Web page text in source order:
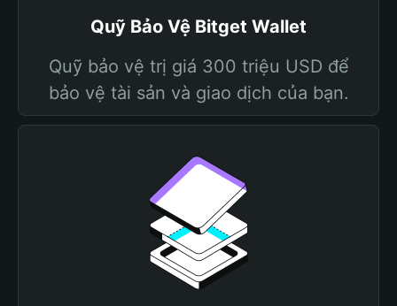
Quỹ Bảo Vệ Bitget Wallet
Quỹ bảo vệ trị giá 300 triệu USD để
bảo vệ tài sản và giao dịch của bạn.